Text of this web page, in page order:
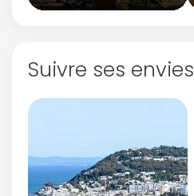
Suivre ses envies